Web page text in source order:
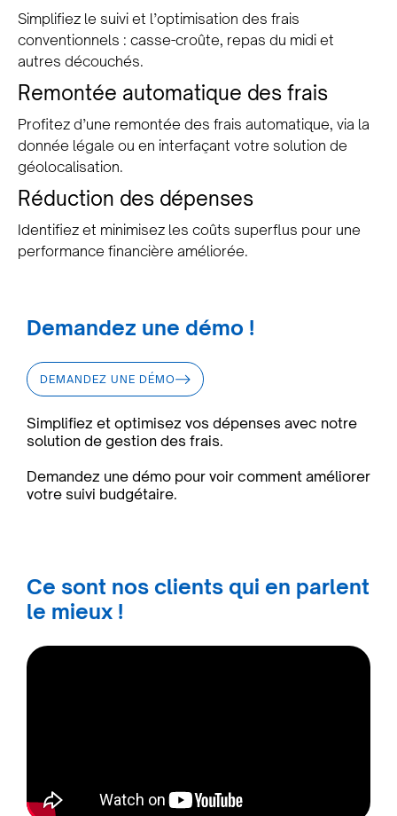
Simplifiez le suivi et l’optimisation des frais
conventionnels : casse-croûte, repas du midi et
autres découchés.
Remontée automatique des frais
Profitez d’une remontée des frais automatique, via la
donnée légale ou en interfaçant votre solution de
géolocalisation.
Réduction des dépenses
Identifiez et minimisez les coûts superflus pour une
performance financière améliorée.
Demandez une démo !
DEMANDEZ UNE DÉMO
Simplifiez et optimisez vos dépenses avec notre
solution de gestion des frais.
Demandez une démo pour voir comment améliorer
votre suivi budgétaire.
Ce sont nos clients qui en parlent
le mieux !